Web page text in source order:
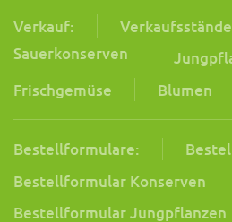
Verkauf:
Verkaufsstände
Sauerkonserven
Frischgemüse
Blumen
Bestellformulare:
Bestellformular Konserven
Bestellformular Jungpflanzen